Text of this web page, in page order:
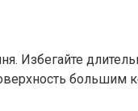
Избегайте
большим